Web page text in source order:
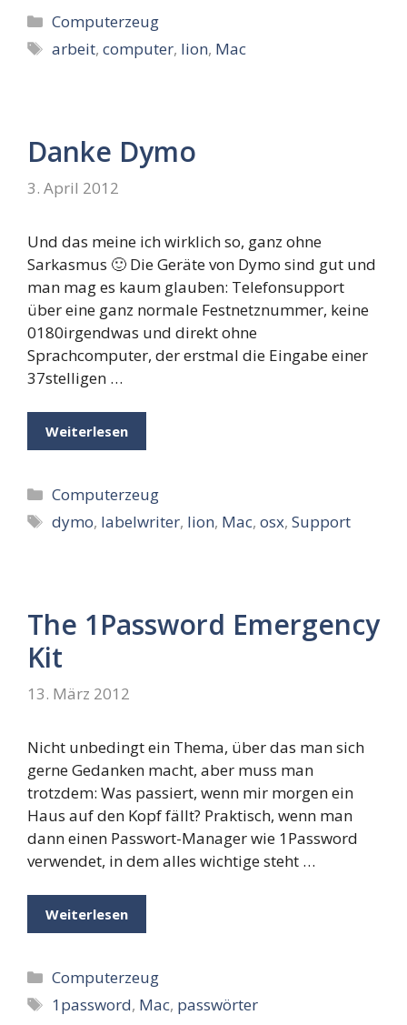
Kategorien
Computerzeug
Schlagwörter
arbeit,computer, lion, Mac
Danke Dymo
3. April 2012
Und das meine ich wirklich so, ganz ohne
Sarkasmus 🙂 Die Geräte von Dymo sind gut und
man mag es kaum glauben: Telefonsupport
über eine ganz normale Festnetznummer, keine
0180irgendwas und direkt ohne
Sprachcomputer, der erstmal die Eingabe einer
37stelligen …
Weiterlesen
Kategorien
Computerzeug
Schlagwörter
dymo, labelwriter, lion, Mac,osx,Support
The 1Password Emergency
Kit
13. März 2012
Nicht unbedingt ein Thema, über das man sich
gerne Gedanken macht, aber muss man
trotzdem: Was passiert, wenn mir morgen ein
Haus auf den Kopf fällt? Praktisch, wenn man
dann einen Passwort-Manager wie 1Password
verwendet, in dem alles wichtige steht …
Weiterlesen
Kategorien
Computerzeug
Schlagwörter
1password, Mac, passwörter